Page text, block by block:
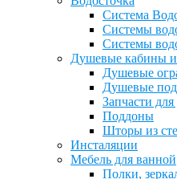
Система
Системы
Системы
Душевые кабины
Душевые
Душевые
Запчасти
Поддоны
Шторы из
Инсталяции
Мебель для ванной
Полки,